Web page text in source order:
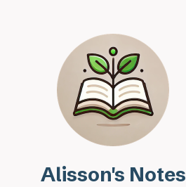
Alisson's Notes